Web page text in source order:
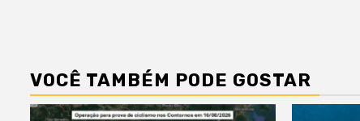
VOCÊ TAMBÉM PODE GOSTAR